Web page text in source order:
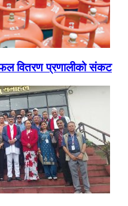
वितरण प्रणालीको संकट